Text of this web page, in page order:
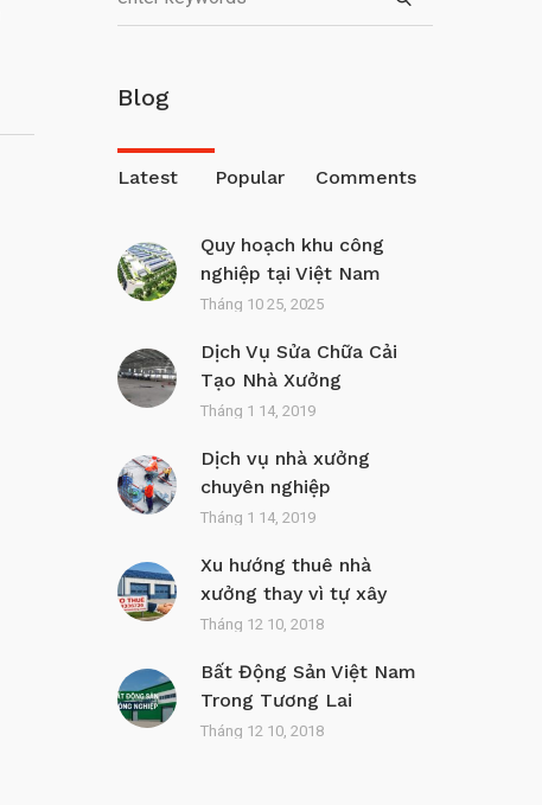
Blog
Latest Popular Comments
Quy hoạch khu công
nghiệp tại Việt Nam
Tháng 10 25, 2025
Dịch Vụ Sửa Chữa Cải
Tạo Nhà Xưởng
Tháng 1 14, 2019
Dịch vụ nhà xưởng
chuyên nghiệp
Tháng 1 14, 2019
Xu hướng thuê nhà
xưởng thay vì tự xây
Tháng 12 10, 2018
Bất Động Sản Việt Nam
Trong Tương Lai
Tháng 12 10, 2018